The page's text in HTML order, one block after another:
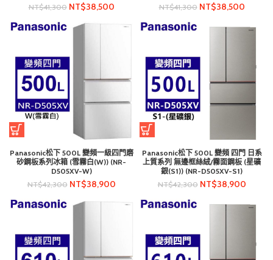
NT$41,300 NT$38,500
NT$41,300 NT$38,500
Panasonic松下 500L 變頻一級四門磨
砂鋼板系列冰箱 (雪霧白(W)) (NR-
D505XV-W)
NT$42,300 NT$38,900
Panasonic松下 500L 變頻 四門 日系
上質系列 無邊框絲絨/霧面鋼板 (星礦
銀(S1)) (NR-D505XV-S1)
NT$42,300 NT$38,900